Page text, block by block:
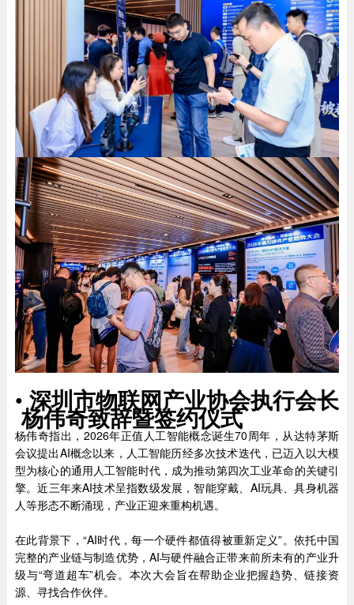
•深圳市物联网产业协会执行会长
杨伟奇致辞暨签约仪式
杨伟奇指出，2026年正值人工智能概念诞生70周年，从达特茅斯
会议提出AI概念以来，人工智能历经多次技术迭代，已迈入以大模
型为核心的通用人工智能时代，成为推动第四次工业革命的关键引
擎。近三年来AI技术呈指数级发展，智能穿戴、AI玩具、具身机器
人等形态不断涌现，产业正迎来重构机遇。
在此背景下，“AI时代，每一个硬件都值得被重新定义”。依托中国
完整的产业链与制造优势，AI与硬件融合正带来前所未有的产业升
级与“弯道超车”机会。本次大会旨在帮助企业把握趋势、链接资
源、寻找合作伙伴。